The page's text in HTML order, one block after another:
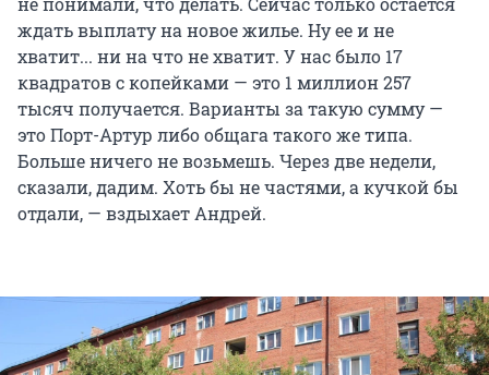
ждать выплату на новое жилье. Ну ее и не
хватит... ни на что не хватит. У нас было 17
квадратов с копейками — это 1 миллион 257
тысяч получается. Варианты за такую сумму —
это Порт-Артур либо общага такого же типа.
Больше ничего не возьмешь. Через две недели,
сказали, дадим. Хоть бы не частями, а кучкой бы
отдали, — вздыхает Андрей.